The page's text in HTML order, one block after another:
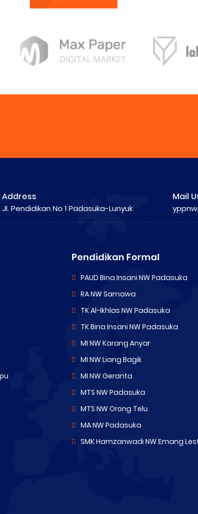
Address
Jl. Pendidikan No 1 Padasuka-Lunyuk
Mail
Pendidikan Formal
PAUD Bina Insani NW Padasuka
RA NW Samawa
TK Al-Ikhlas NW Padasuka
TK Bina Insani NW Padasuka
MI NW Karang Anyar
MI NW Liang Bagik
MI NW Geranta
MTS NW Padasuka
MTS NW Orong Telu
MA NW Padasuka
SMK Hamzanwadi NW Emang